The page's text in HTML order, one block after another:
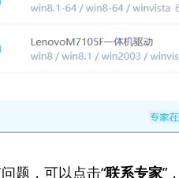
题，可以点击“联系专家”